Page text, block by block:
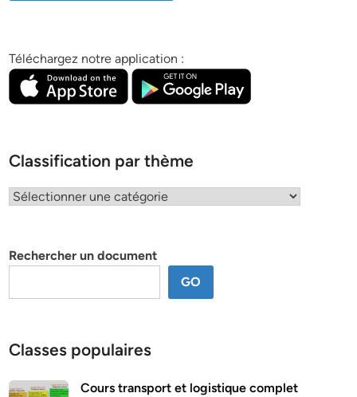
Téléchargez notre application :
Classification par thème
Classification
Rechercher un document
GO
Classes populaires
Cours transport et logistique complet